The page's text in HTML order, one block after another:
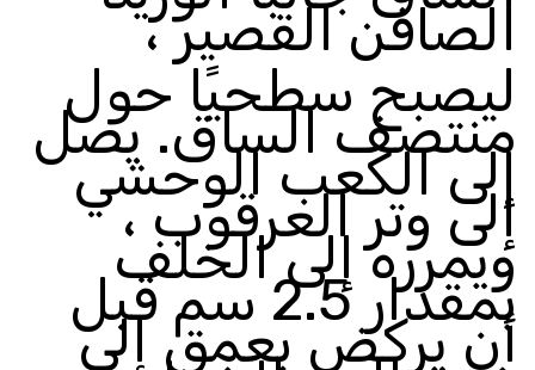
الصافن القصير ،
ليصبح سطحيًا حول
منتصف الساق.يصل
إلى الكعب الوحشي
إلى وتر العرقوب ،
ويمرره إلى الخلف
بمقدار 2.5 سم قبل
أن يركض بعمق إلى